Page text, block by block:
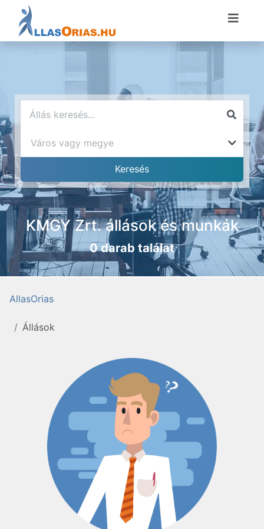
KMGY Zrt. állások és munkák
0 darab találat
AllasOrias
Állások